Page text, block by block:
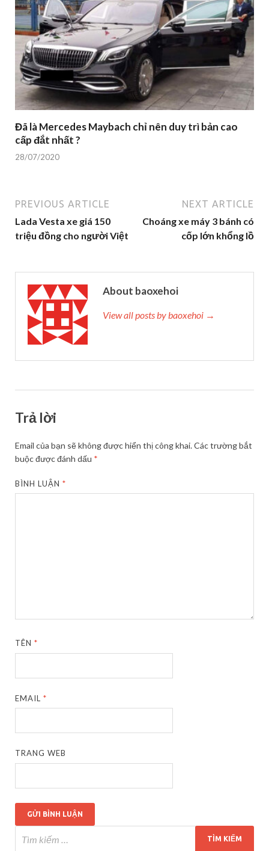
Đã là Mercedes Maybach chỉ nên duy trì bản cao
cấp đắt nhất ?
28/07/2020
PREVIOUS ARTICLE
Lada Vesta xe giá 150
triệu đồng cho người Việt
NEXT ARTICLE
Choáng xe máy 3 bánh có
cốp lớn khổng lồ
About baoxehoi
View all posts by baoxehoi →
Trả lời
Email của bạn sẽ không được hiển thị công khai.Các trường bắt
buộc được đánh dấu *
BÌNH LUẬN*
TÊN*
EMAIL*
TRANG WEB